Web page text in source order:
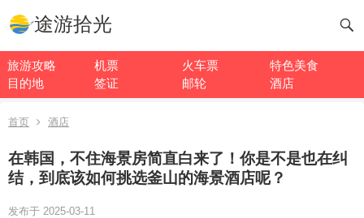
途游拾光
旅游攻略 机票 火车票
特色美食
目的地
签证 邮轮 酒店
首页 酒店
在韩国，不住海景房简直白来了！你是不是也在纠
结，到底该如何挑选釜山的海景酒店呢？
发布于 2025-03-11